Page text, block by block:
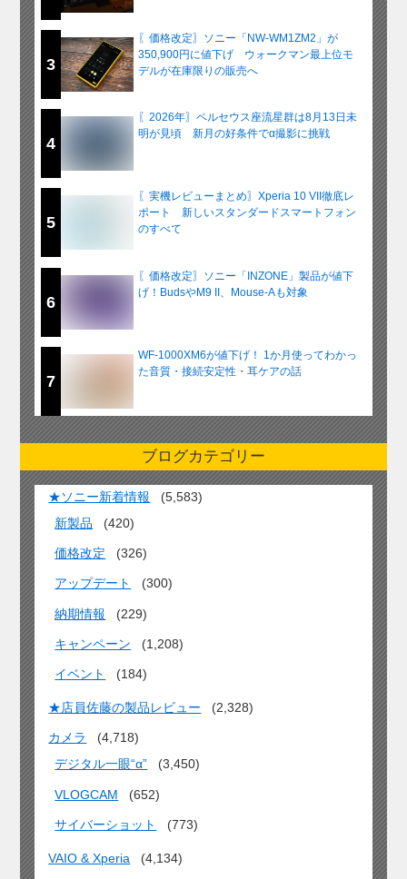
3
〖価格改定〗ソニー「NW-WM1ZM2」が
350,900円に値下げ ウォークマン最上位モ
デルが在庫限りの販売へ
4
〖2026年〗ペルセウス座流星群は8月13日未
明が見頃 新月の好条件でα撮影に挑戦
5
〖実機レビューまとめ〗Xperia 10 VII徹底レ
ポート 新しいスタンダードスマートフォン
のすべて
6
〖価格改定〗ソニー「INZONE」製品が値下
げ！BudsやM9 II、Mouse-Aも対象
7
WF-1000XM6が値下げ！ 1か月使ってわかっ
た音質・接続安定性・耳ケアの話
ブログカテゴリー
★ソニー新着情報
(5,583)
新製品
(420)
価格改定 (326)
アップデート (300)
納期情報 (229)
キャンペーン (1,208)
イベント (184)
★店員佐藤の製品レビュー (2,328)
カメラ
(4,718)
デジタル一眼“α”
(3,450)
VLOGCAM (652)
サイバーショット (773)
VAIO & Xperia
(4,134)